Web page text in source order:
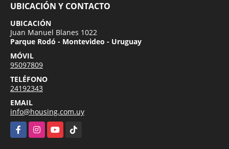
UBICACIÓN Y CONTACTO
UBICACIÓN
Juan Manuel Blanes 1022
Parque Rodó - Montevideo - Uruguay
MÓVIL
95097809
TELÉFONO
24192343
EMAIL
info@housing.com.uy
FacebookInstagramYouTubeTikTok